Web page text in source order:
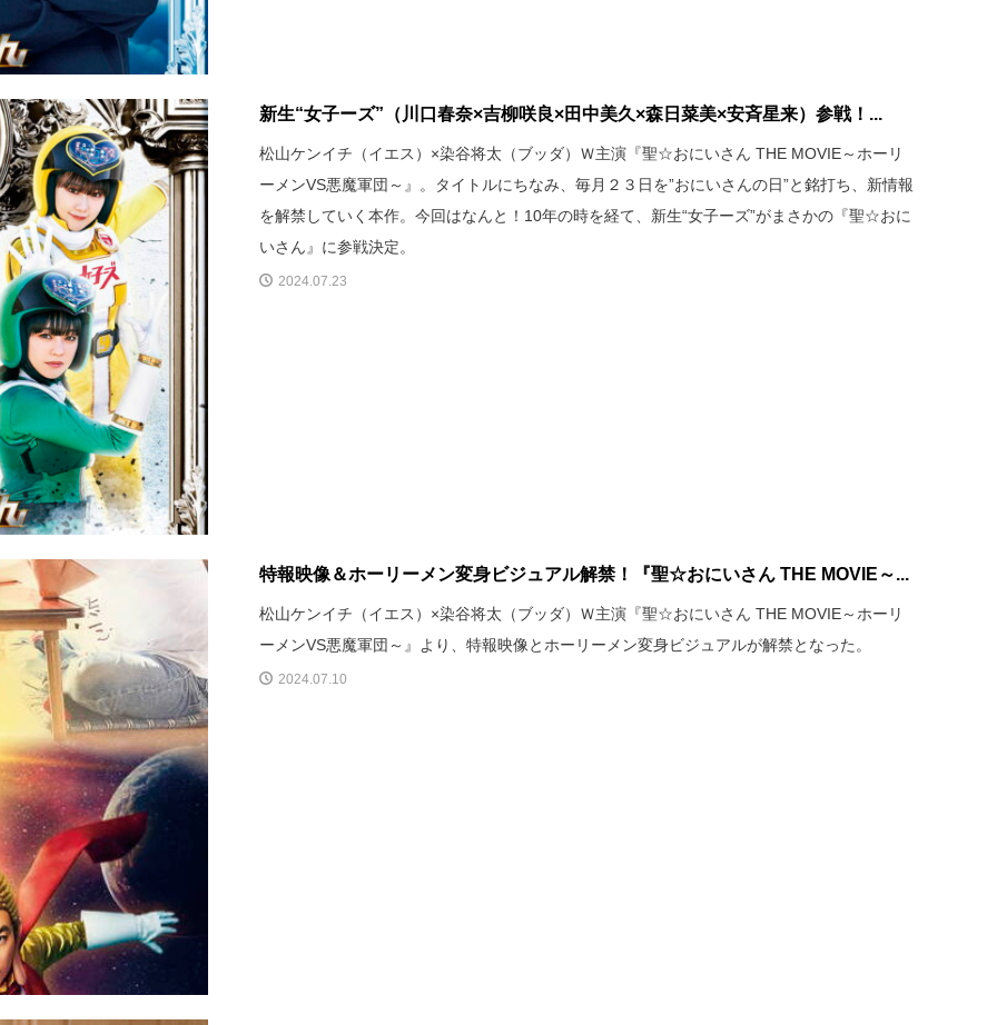
新生“女子ーズ”（川口春奈×吉柳咲良×田中美久×森日菜美×安斉星来）参戦！...
松山ケンイチ（イエス）×染谷将太（ブッダ）Ｗ主演『聖☆おにいさん THE MOVIE～ホーリ
ーメンVS悪魔軍団～』。タイトルにちなみ、毎月２３日を”おにいさんの日”と銘打ち、新情報
を解禁していく本作。今回はなんと！10年の時を経て、新生“女子ーズ”がまさかの『聖☆おに
いさん』に参戦決定。
2024.07.23
特報映像＆ホーリーメン変身ビジュアル解禁！『聖☆おにいさん THE MOVIE～...
松山ケンイチ（イエス）×染谷将太（ブッダ）Ｗ主演『聖☆おにいさん THE MOVIE～ホーリ
ーメンVS悪魔軍団～』より、特報映像とホーリーメン変身ビジュアルが解禁となった。
2024.07.10